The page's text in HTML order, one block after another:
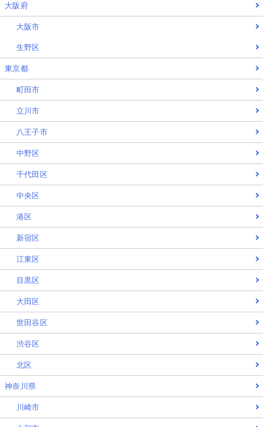
大阪府
大阪市
生野区
東京都
町田市
立川市
八王子市
中野区
千代田区
中央区
港区
新宿区
江東区
目黒区
大田区
世田谷区
渋谷区
北区
神奈川県
川崎市